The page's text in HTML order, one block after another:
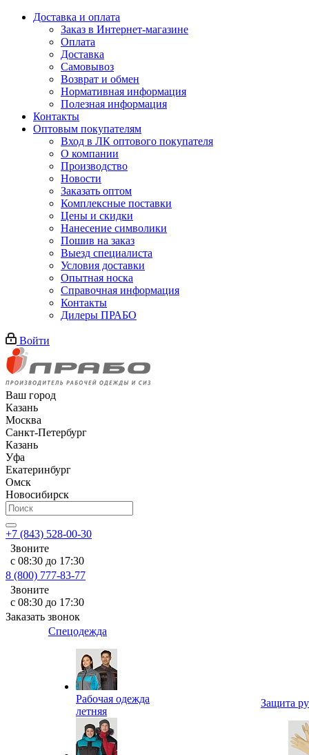
Доставка и оплата
Заказ в Интернет-магазине
Оплата
Доставка
Самовывоз
Возврат и обмен
Нормативная информация
Полезная информация
Контакты
Оптовым покупателям
Вход в ЛК оптового покупателя
О компании
Производство
Новости
Заказать оптом
Комплексные поставки
Цены и скидки
Нанесение символики
Пошив на заказ
Выезд специалиста
Условия доставки
Опытная носка
Справочная информация
Контакты
Дилеры ПРАБО
Войти
Ваш город
Казань
Москва
Санкт-Петербург
Казань
Уфа
Екатеринбург
Омск
Новосибирск
+7 (843) 528-00-30
Звоните
с 08:30 до 17:30
8 (800) 777-83-77
Звоните
с 08:30 до 17:30
Заказать звонок
Спецодежда
Рабочая одежда
летняя
Защита